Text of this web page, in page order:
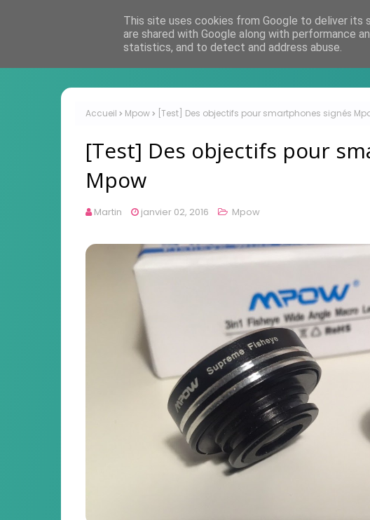
Accueil Mpow [Test] Des objectifs pour smartphones signés
[Test] Des objectifs pour
Mpow
Martin janvier 02, 2016 Mpow
This site uses cookies from Google to deliver its
are shared with Google along with performance
statistics, and to detect and address abuse.